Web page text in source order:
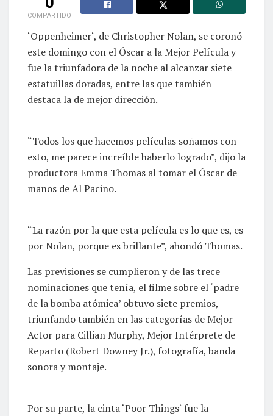
COMPARTIDO
‘Oppenheimer‘, de Christopher Nolan, se coronó
este domingo con el Óscar a la Mejor Película y
fue la triunfadora de la noche al alcanzar siete
estatuillas doradas, entre las que también
destaca la de mejor dirección.
“Todos los que hacemos películas soñamos con
esto, me parece increíble haberlo logrado”, dijo la
productora Emma Thomas al tomar el Óscar de
manos de Al Pacino.
“La razón por la que esta película es lo que es, es
por Nolan, porque es brillante”, ahondó Thomas.
Las previsiones se cumplieron y de las trece
nominaciones que tenía, el filme sobre el ‘padre
de la bomba atómica’ obtuvo siete premios,
triunfando también en las categorías de Mejor
Actor para Cillian Murphy, Mejor Intérprete de
Reparto (Robert Downey Jr.), fotografía, banda
sonora y montaje.
Por su parte, la cinta ‘Poor Things‘ fue la